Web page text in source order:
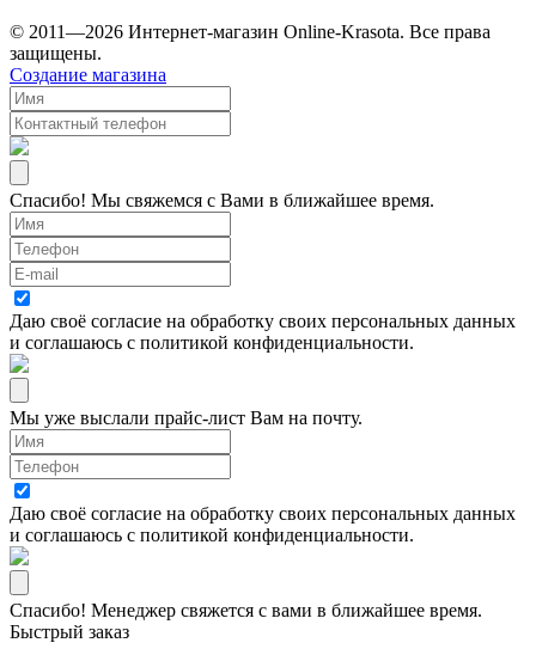
© 2011—2026 Интернет-магазин Online-Krasota. Все права
защищены.
Создание магазина
Спасибо! Мы свяжемся с Вами в ближайшее время.
Даю своё согласие на обработку своих персональных данных
и соглашаюсь с политикой конфиденциальности.
Мы уже выслали прайс-лист Вам на почту.
Даю своё согласие на обработку своих персональных данных
и соглашаюсь с политикой конфиденциальности.
Спасибо! Менеджер свяжется с вами в ближайшее время.
Быстрый заказ